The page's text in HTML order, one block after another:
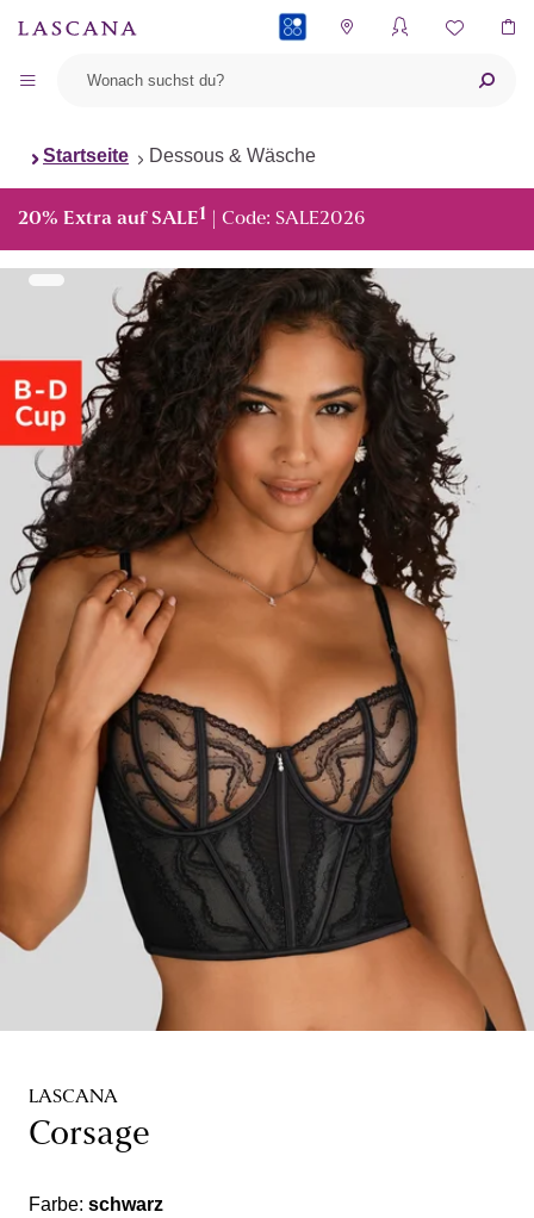
Startseite Dessous & Wäsche
20% Extra auf SALE1 | Code: SALE2026
LASCANA
Corsage
Farbe: schwarz